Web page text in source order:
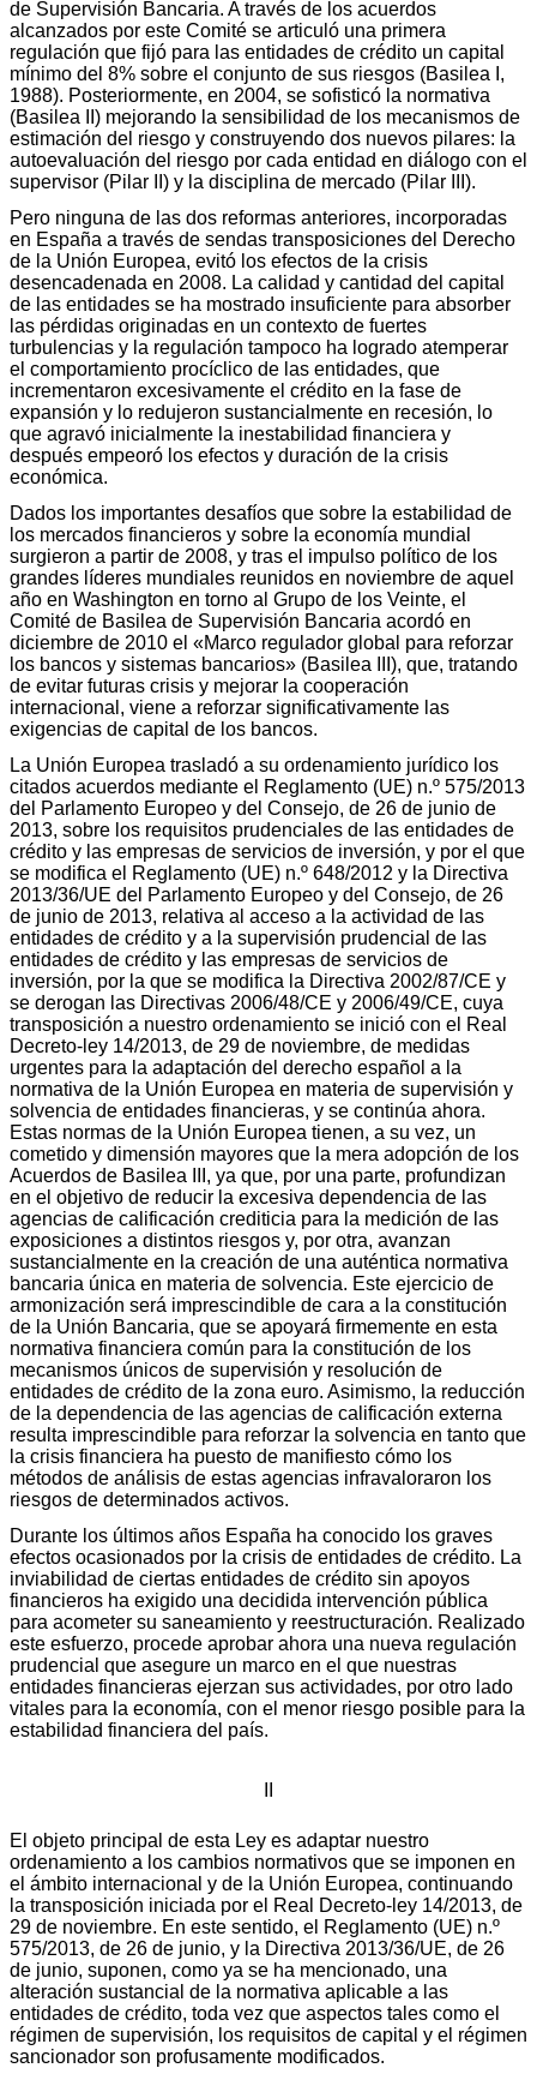
de Supervisión Bancaria. A través de los acuerdos
alcanzados por este Comité se articuló una primera
regulación que fijó para las entidades de crédito un capital
mínimo del 8% sobre el conjunto de sus riesgos (Basilea I,
1988). Posteriormente, en 2004, se sofisticó la normativa
(Basilea II) mejorando la sensibilidad de los mecanismos de
estimación del riesgo y construyendo dos nuevos pilares: la
autoevaluación del riesgo por cada entidad en diálogo con el
supervisor (Pilar II) y la disciplina de mercado (Pilar III).
Pero ninguna de las dos reformas anteriores, incorporadas
en España a través de sendas transposiciones del Derecho
de la Unión Europea, evitó los efectos de la crisis
desencadenada en 2008. La calidad y cantidad del capital
de las entidades se ha mostrado insuficiente para absorber
las pérdidas originadas en un contexto de fuertes
turbulencias y la regulación tampoco ha logrado atemperar
el comportamiento procíclico de las entidades, que
incrementaron excesivamente el crédito en la fase de
expansión y lo redujeron sustancialmente en recesión, lo
que agravó inicialmente la inestabilidad financiera y
después empeoró los efectos y duración de la crisis
económica.
Dados los importantes desafíos que sobre la estabilidad de
los mercados financieros y sobre la economía mundial
surgieron a partir de 2008, y tras el impulso político de los
grandes líderes mundiales reunidos en noviembre de aquel
año en Washington en torno al Grupo de los Veinte, el
Comité de Basilea de Supervisión Bancaria acordó en
diciembre de 2010 el «Marco regulador global para reforzar
los bancos y sistemas bancarios» (Basilea III), que, tratando
de evitar futuras crisis y mejorar la cooperación
internacional, viene a reforzar significativamente las
exigencias de capital de los bancos.
La Unión Europea trasladó a su ordenamiento jurídico los
citados acuerdos mediante el Reglamento (UE) n.º 575/2013
del Parlamento Europeo y del Consejo, de 26 de junio de
2013, sobre los requisitos prudenciales de las entidades de
crédito y las empresas de servicios de inversión, y por el que
se modifica el Reglamento (UE) n.º 648/2012 y la Directiva
2013/36/UE del Parlamento Europeo y del Consejo, de 26
de junio de 2013, relativa al acceso a la actividad de las
entidades de crédito y a la supervisión prudencial de las
entidades de crédito y las empresas de servicios de
inversión, por la que se modifica la Directiva 2002/87/CE y
se derogan las Directivas 2006/48/CE y 2006/49/CE, cuya
transposición a nuestro ordenamiento se inició con el Real
Decreto-ley 14/2013, de 29 de noviembre, de medidas
urgentes para la adaptación del derecho español a la
normativa de la Unión Europea en materia de supervisión y
solvencia de entidades financieras, y se continúa ahora.
Estas normas de la Unión Europea tienen, a su vez, un
cometido y dimensión mayores que la mera adopción de los
Acuerdos de Basilea III, ya que, por una parte, profundizan
en el objetivo de reducir la excesiva dependencia de las
agencias de calificación crediticia para la medición de las
exposiciones a distintos riesgos y, por otra, avanzan
sustancialmente en la creación de una auténtica normativa
bancaria única en materia de solvencia. Este ejercicio de
armonización será imprescindible de cara a la constitución
de la Unión Bancaria, que se apoyará firmemente en esta
normativa financiera común para la constitución de los
mecanismos únicos de supervisión y resolución de
entidades de crédito de la zona euro. Asimismo, la reducción
de la dependencia de las agencias de calificación externa
resulta imprescindible para reforzar la solvencia en tanto que
la crisis financiera ha puesto de manifiesto cómo los
métodos de análisis de estas agencias infravaloraron los
riesgos de determinados activos.
Durante los últimos años España ha conocido los graves
efectos ocasionados por la crisis de entidades de crédito. La
inviabilidad de ciertas entidades de crédito sin apoyos
financieros ha exigido una decidida intervención pública
para acometer su saneamiento y reestructuración. Realizado
este esfuerzo, procede aprobar ahora una nueva regulación
prudencial que asegure un marco en el que nuestras
entidades financieras ejerzan sus actividades, por otro lado
vitales para la economía, con el menor riesgo posible para la
estabilidad financiera del país.
El objeto principal de esta Ley es adaptar nuestro
ordenamiento a los cambios normativos que se imponen en
el ámbito internacional y de la Unión Europea, continuando
la transposición iniciada por el Real Decreto-ley 14/2013, de
29 de noviembre. En este sentido, el Reglamento (UE) n.º
575/2013, de 26 de junio, y la Directiva 2013/36/UE, de 26
de junio, suponen, como ya se ha mencionado, una
alteración sustancial de la normativa aplicable a las
entidades de crédito, toda vez que aspectos tales como el
régimen de supervisión, los requisitos de capital y el régimen
sancionador son profusamente modificados.